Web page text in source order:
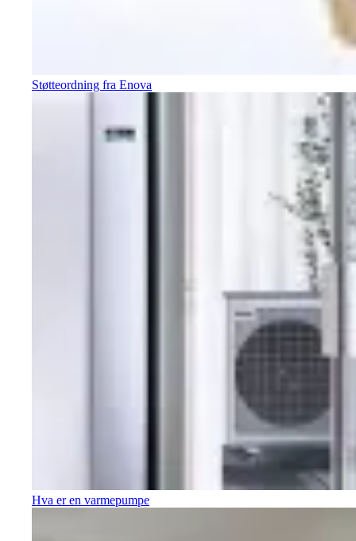
Støtteordning fra Enova
Hva er en varmepumpe